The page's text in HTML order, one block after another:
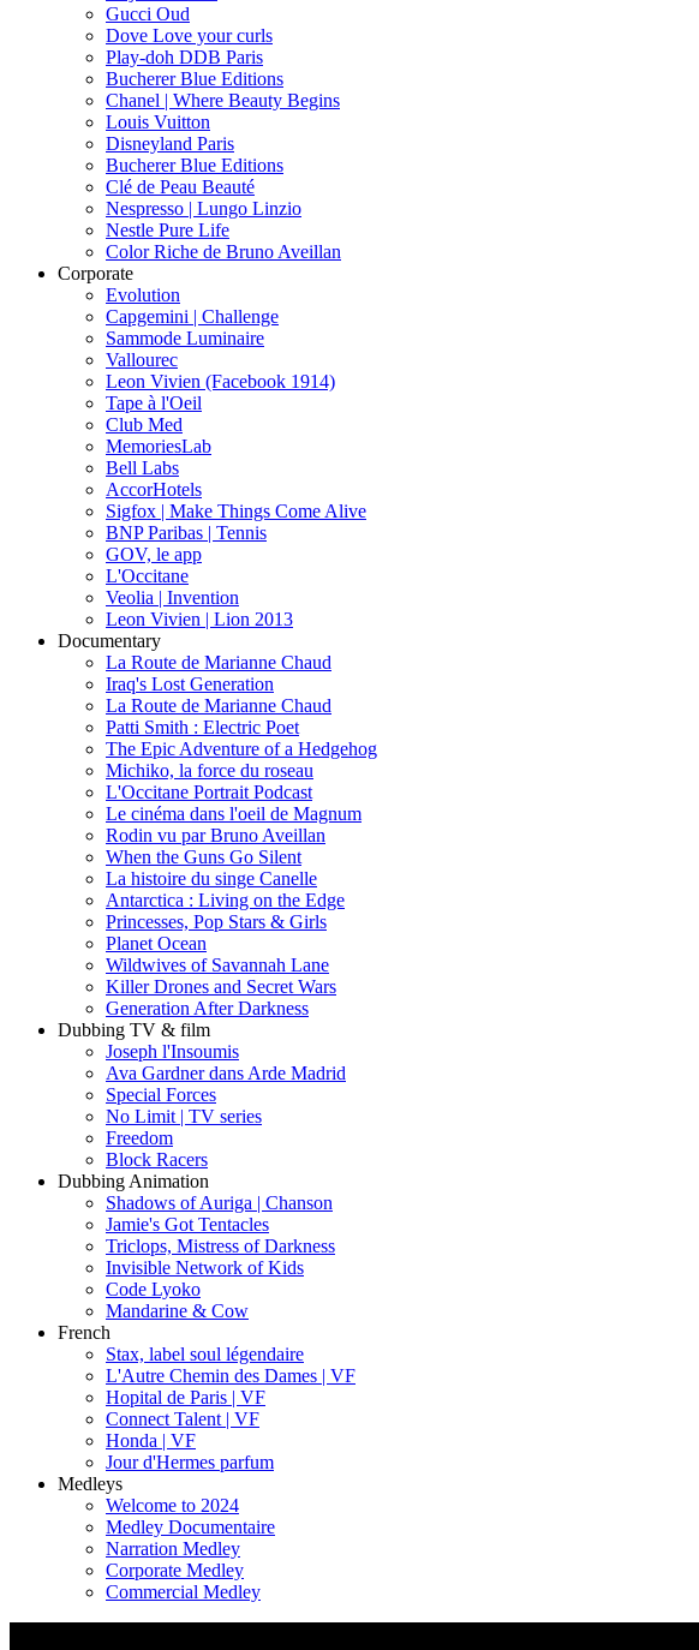
Gucci Oud
Dove Love your curls
Play-doh DDB Paris
Bucherer Blue Editions
Chanel | Where Beauty Begins
Louis Vuitton
Disneyland Paris
Bucherer Blue Editions
Clé de Peau Beauté
Nespresso | Lungo Linzio
Nestle Pure Life
Color Riche de Bruno Aveillan
Corporate
Evolution
Capgemini | Challenge
Sammode Luminaire
Vallourec
Leon Vivien (Facebook 1914)
Tape à l'Oeil
Club Med
MemoriesLab
Bell Labs
AccorHotels
Sigfox | Make Things Come Alive
BNP Paribas | Tennis
GOV, le app
L'Occitane
Veolia | Invention
Leon Vivien | Lion 2013
Documentary
La Route de Marianne Chaud
Iraq's Lost Generation
La Route de Marianne Chaud
Patti Smith : Electric Poet
The Epic Adventure of a Hedgehog
Michiko, la force du roseau
L'Occitane Portrait Podcast
Le cinéma dans l'oeil de Magnum
Rodin vu par Bruno Aveillan
When the Guns Go Silent
La histoire du singe Canelle
Antarctica : Living on the Edge
Princesses, Pop Stars & Girls
Planet Ocean
Wildwives of Savannah Lane
Killer Drones and Secret Wars
Generation After Darkness
Dubbing TV & film
Joseph l'Insoumis
Ava Gardner dans Arde Madrid
Special Forces
No Limit | TV series
Freedom
Block Racers
Dubbing Animation
Shadows of Auriga | Chanson
Jamie's Got Tentacles
Triclops, Mistress of Darkness
Invisible Network of Kids
Code Lyoko
Mandarine & Cow
French
Stax, label soul légendaire
L'Autre Chemin des Dames | VF
Hopital de Paris | VF
Connect Talent | VF
Honda | VF
Jour d'Hermes parfum
Medleys
Welcome to 2024
Medley Documentaire
Narration Medley
Corporate Medley
Commercial Medley